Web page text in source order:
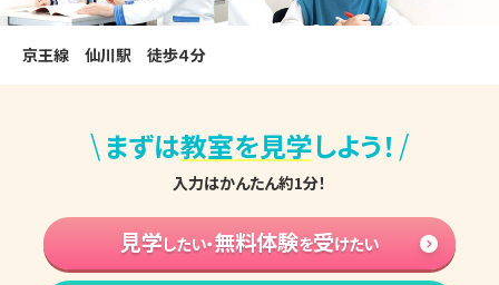
京王線　仙川駅　徒歩４分
\ まずは教室を見学しよう！ /
入力はかんたん約1分！
見学したい・無料体験を受けたい